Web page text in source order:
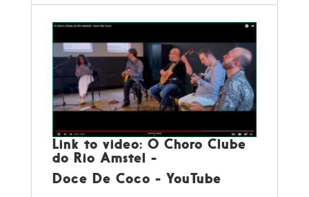
Link to video: O Choro Clube
do Rio Amstel -
Doce De Coco - YouTube